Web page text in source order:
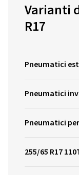
Varianti
R17
Pneumatici
Pneumatici
Pneumatici
255/65 R17